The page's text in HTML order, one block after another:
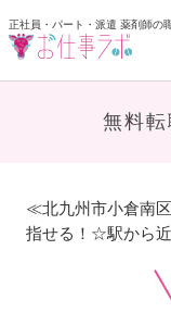
正社員・パート・派遣 薬剤師の
無料
≪北九州市小倉南
指せる！☆駅から